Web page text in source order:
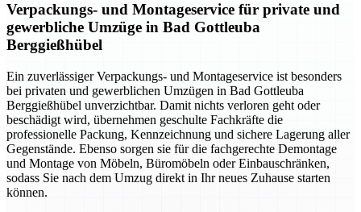
Verpackungs- und Montageservice für private und
gewerbliche Umzüge in Bad Gottleuba
Berggießhübel
Ein zuverlässiger Verpackungs- und Montageservice ist besonders
bei privaten und gewerblichen Umzügen in Bad Gottleuba
Berggießhübel unverzichtbar. Damit nichts verloren geht oder
beschädigt wird, übernehmen geschulte Fachkräfte die
professionelle Packung, Kennzeichnung und sichere Lagerung aller
Gegenstände. Ebenso sorgen sie für die fachgerechte Demontage
und Montage von Möbeln, Büromöbeln oder Einbauschränken,
sodass Sie nach dem Umzug direkt in Ihr neues Zuhause starten
können.